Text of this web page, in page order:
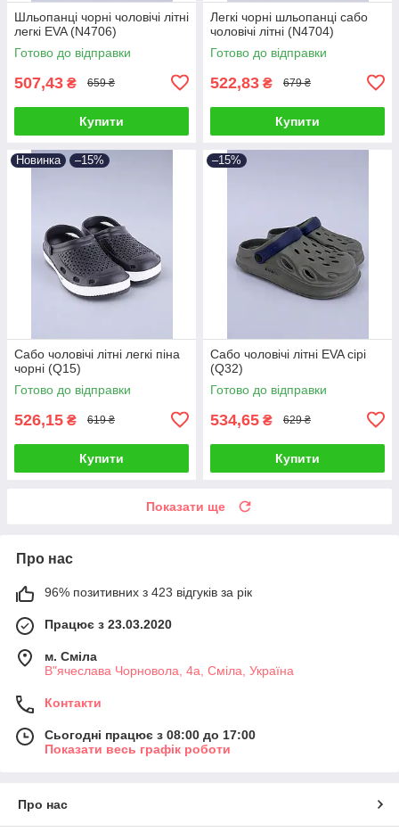
Шльопанці чорні чоловічі літні
легкі EVA (N4706)
Готово до відправки
507,43 ₴ 659 ₴
Купити
Легкі чорні шльопанці сабо
чоловічі літні (N4704)
Готово до відправки
522,83 ₴ 679 ₴
Купити
Новинка –15%
Сабо чоловічі літні легкі піна
чорні (Q15)
Готово до відправки
526,15 ₴ 619 ₴
Купити
–15%
Сабо чоловічі літні EVA сірі
(Q32)
Готово до відправки
534,65 ₴ 629 ₴
Купити
Показати ще
Про нас
96% позитивних з 423 відгуків за рік
Працює з 23.03.2020
м. Сміла
В"ячеслава Чорновола, 4а, Сміла, Україна
Контакти
Сьогодні працює з 08:00 до 17:00
Показати весь графік роботи
Про нас